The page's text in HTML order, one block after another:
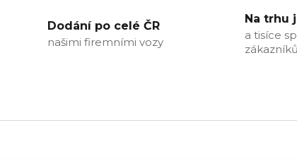
Dodání po celé ČR
našimi firemními vozy
Na trhu
a tisíce
zákazníků